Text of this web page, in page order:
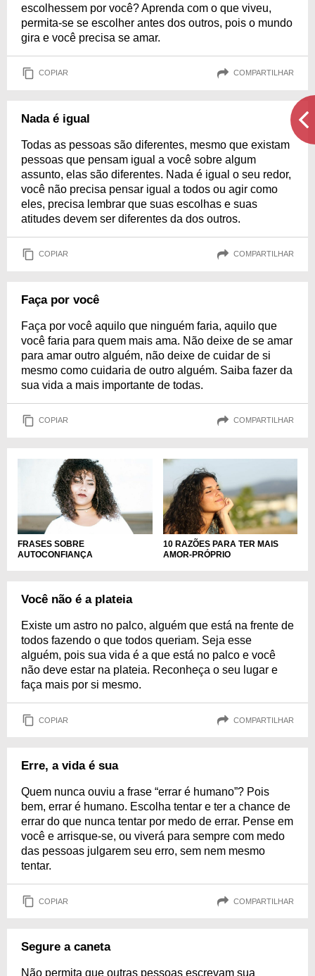
escolhessem por você? Aprenda com o que viveu,
permita-se se escolher antes dos outros, pois o mundo
gira e você precisa se amar.
COPIAR COMPARTILHAR
Nada é igual
Todas as pessoas são diferentes, mesmo que existam
pessoas que pensam igual a você sobre algum
assunto, elas são diferentes. Nada é igual o seu redor,
você não precisa pensar igual a todos ou agir como
eles, precisa lembrar que suas escolhas e suas
atitudes devem ser diferentes da dos outros.
COPIAR COMPARTILHAR
Faça por você
Faça por você aquilo que ninguém faria, aquilo que
você faria para quem mais ama. Não deixe de se amar
para amar outro alguém, não deixe de cuidar de si
mesmo como cuidaria de outro alguém. Saiba fazer da
sua vida a mais importante de todas.
COPIAR COMPARTILHAR
FRASES SOBRE
AUTOCONFIANÇA
10 RAZÕES PARA TER MAIS
AMOR-PRÓPRIO
Você não é a plateia
Existe um astro no palco, alguém que está na frente de
todos fazendo o que todos queriam. Seja esse
alguém, pois sua vida é a que está no palco e você
não deve estar na plateia. Reconheça o seu lugar e
faça mais por si mesmo.
COPIAR COMPARTILHAR
Erre, a vida é sua
Quem nunca ouviu a frase “errar é humano”? Pois
bem, errar é humano. Escolha tentar e ter a chance de
errar do que nunca tentar por medo de errar. Pense em
você e arrisque-se, ou viverá para sempre com medo
das pessoas julgarem seu erro, sem nem mesmo
tentar.
COPIAR COMPARTILHAR
Segure a caneta
Não permita que outras pessoas escrevam sua